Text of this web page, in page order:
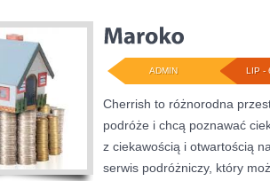
LIP -
ADMIN
Cherrish to różnorodna
podróże i chcą poznawać
z ciekawością i otwartością
serwis podróżniczy, który